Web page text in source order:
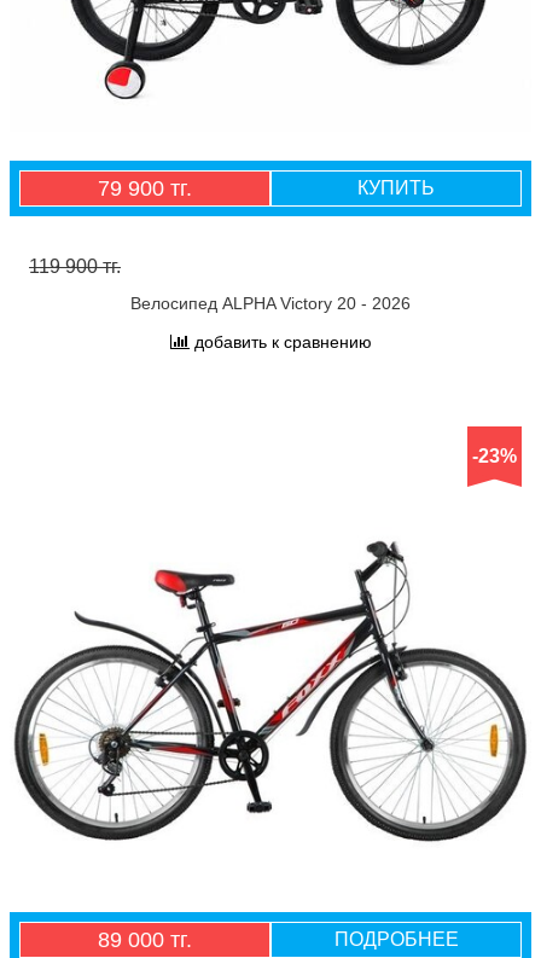
79 900 тг. КУПИТЬ
119 900 тг.
Велосипед ALPHA Victory 20 - 2026
добавить к сравнению
-23%
89 000 тг. ПОДРОБНЕЕ